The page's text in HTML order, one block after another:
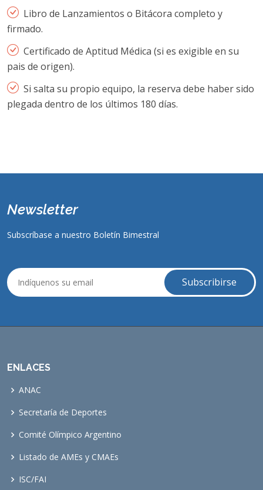
Libro de Lanzamientos o Bitácora completo y
firmado.
Certificado de Aptitud Médica (si es exigible en su
pais de origen).
Si salta su propio equipo, la reserva debe haber sido
plegada dentro de los últimos 180 días.
Newsletter
Subscríbase a nuestro Boletín Bimestral
ENLACES
ANAC
Secretaría de Deportes
Comité Olímpico Argentino
Listado de AMEs y CMAEs
ISC/FAI